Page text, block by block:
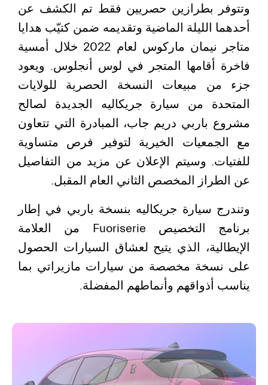
وتتوفر بطرازين حصريين فقط تم الكشف عن
أحدهما الليلة الماضية وتقديمه ضمن كتيّب هدايا
متاجر نيمان ماركوس لعام 2022 خلال أمسية
فاخرة أقامها المتجر في لوس أنجلوس. ويعود
جزء من مبيعات النسخة الحصرية للولايات
المتحدة من سيارة جريكاليه الجديدة لصالح
مشروع باربي دريم جاب، المبادرة التي تتعاون
مع الجمعيات الخيرية لتوفير فرص متساوية
للفتيات. وسيتم الإعلان عن مزيد من التفاصيل
عن الطراز المخصص الثاني العام المقبل.
وتندرج سيارة جريكاليه بنسخة باربي في إطار
برنامج التخصيص Fuoriserie من العلامة
الإيطالية، الذي يتيح لعشاق السيارات الحصول
على نسخة مخصصة من سيارات مازيراتي بما
يناسب أذواقهم وأنماطهم المفضلة.